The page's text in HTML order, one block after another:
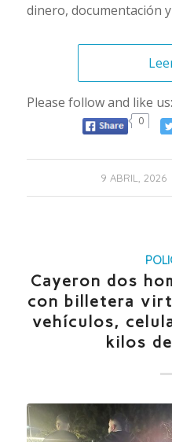
dinero, documentación
Please follow and like us:
0
9 ABRIL, 2026
/
Cayeron dos
con billetera
vehículos,
kilos